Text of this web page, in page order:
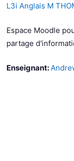
L3i Anglais M
Espace Moodle
partage
Enseignant: